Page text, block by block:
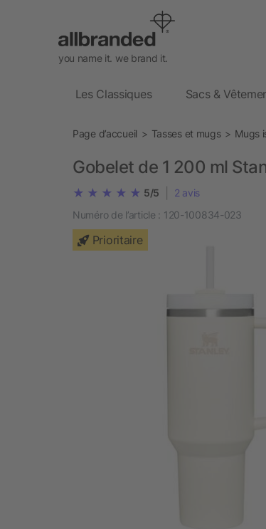
you name it. we brand it.
Les Classiques Sacs &
Page d’accueil Tasses et mugs Mugs
Gobelet de 1 200 ml
5/5 2 avis
Numéro de l’article : 120-100834-023
Prioritaire